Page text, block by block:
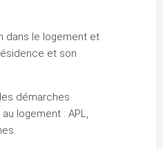
dans le logement et
et son
démarches
logement : APL,